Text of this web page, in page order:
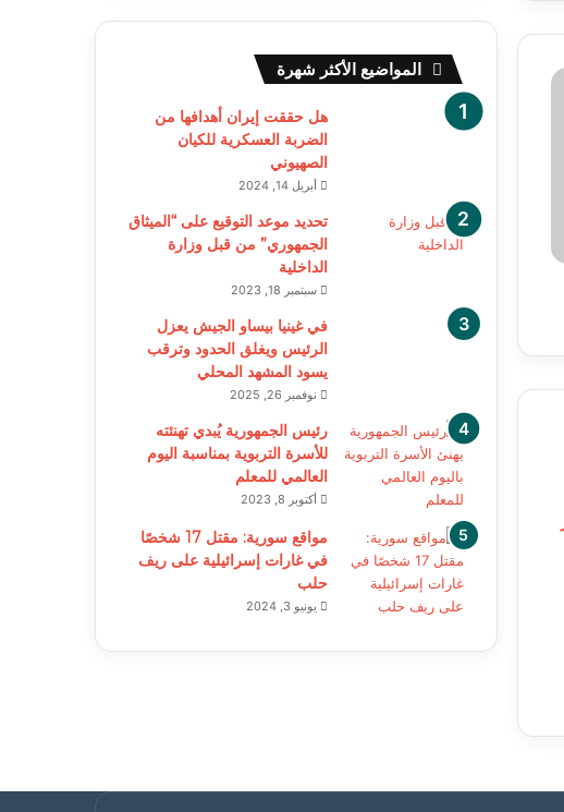
المواضيع الأكثر شهرة
هل حققت إيران أهدافها من
الضربة العسكرية للكيان
الصهيوني
أبريل 14, 2024
تحديد موعد التوقيع على “الميثاق
الجمهوري” من قبل وزارة
الداخلية
سبتمبر 18, 2023
في غينيا بيساو الجيش يعزل
الرئيس ويغلق الحدود وترقب
يسود المشهد المحلي
نوفمبر 26, 2025
رئيس الجمهورية يُبدي تهنئته
للأسرة التربوية بمناسبة اليوم
العالمي للمعلم
أكتوبر 8, 2023
مواقع سورية: مقتل 17 شخصًا
في غارات إسرائيلية على ريف
حلب
يونيو 3, 2024